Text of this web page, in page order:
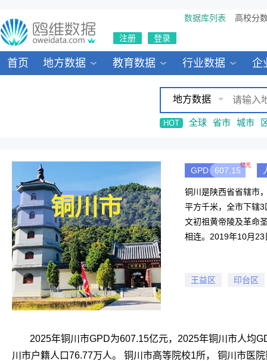
数据库列表 高校分
注册 登录
首页 地方数据 教育数据 行业数据 企
地方数据
HOT 全球 省市 城市
铜川市
GPD 607.15
亿元
铜川是陕西省省辖市
平方千米，全市下辖
文初祖黄帝陵及革命
相连。2019年10月23
王益区 印台区
2025年铜川市GPD为607.15亿元，2025年铜川市人均
川市户籍人口76.77万人。 铜川市高等院校1所， 铜川市医